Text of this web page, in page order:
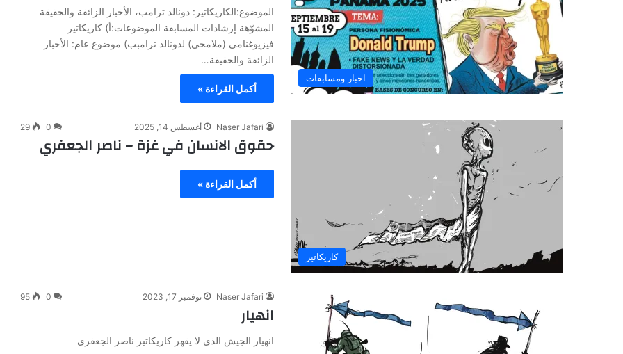
اخبار ومسابقات
الموضوع:الكاريكاتير: دونالد ترامب، الأخبار الزائفة والحقيقة
المشوّهة إرشادات المسابقة الموضوعات:أ) كاريكاتير
فيزيوغنامي (ملامحي) لدونالد ترامبب) موضوع عام: الأخبار
الزائفة والحقيقة…
أكمل القراءة »
كاريكاتير
Naser Jafari أغسطس 14, 2025 0
29
حقوق الانسان في غزة – ناصر الجعفري
أكمل القراءة »
Naser Jafari نوفمبر 17, 2023 0
95
انهيار
انهيار الجيش الذي لا يقهر كاريكاتير ناصر الجعفري